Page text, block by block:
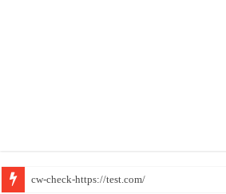
cw-check-https://test.com/